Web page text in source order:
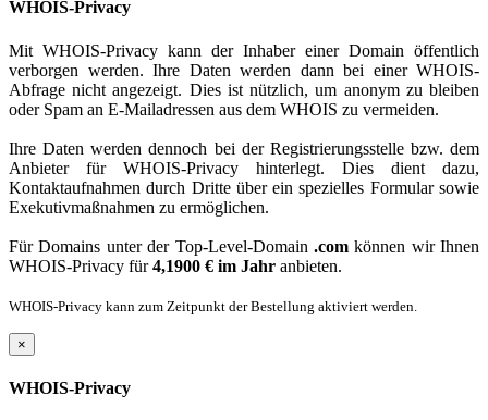
WHOIS-Privacy
Mit WHOIS-Privacy kann der Inhaber einer Domain öffentlich
verborgen werden. Ihre Daten werden dann bei einer WHOIS-
Abfrage nicht angezeigt. Dies ist nützlich, um anonym zu bleiben
oder Spam an E-Mailadressen aus dem WHOIS zu vermeiden.
Ihre Daten werden dennoch bei der Registrierungsstelle bzw. dem
Anbieter für WHOIS-Privacy hinterlegt. Dies dient dazu,
Kontaktaufnahmen durch Dritte über ein spezielles Formular sowie
Exekutivmaßnahmen zu ermöglichen.
Für Domains unter der Top-Level-Domain .comkönnen wir Ihnen
WHOIS-Privacy für4,1900 € im Jahr anbieten.
WHOIS-Privacy kann zum Zeitpunkt der Bestellung aktiviert werden.
×
WHOIS-Privacy